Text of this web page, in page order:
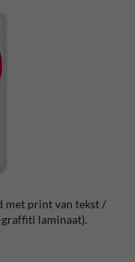
met print van tekst /
laminaat).